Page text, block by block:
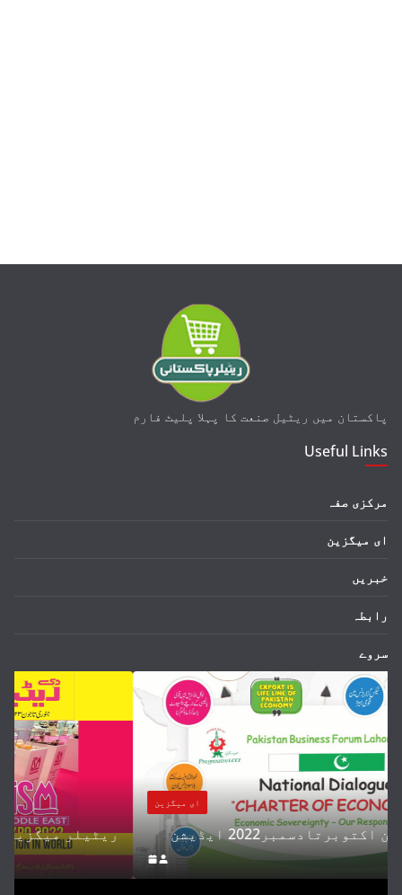
پاکستان میں ریٹیل صنعت کا پہلا پلیٹ فارم
Useful Links
مرکزی صفہ
ای میگزین
خبریں
رابطہ
سروے
میگزین اکتوبرتادسمبر2022 ایڈیشن